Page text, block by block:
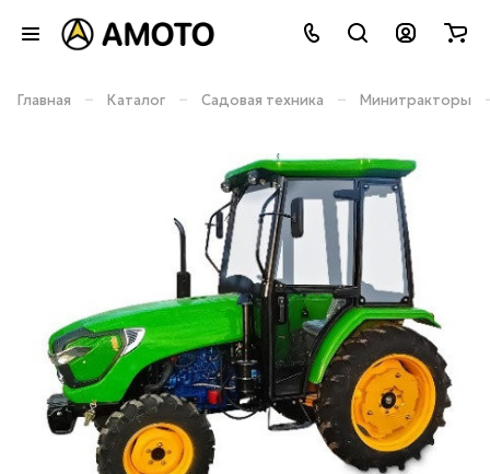
Главная – Каталог – Садовая техника – Минитракторы